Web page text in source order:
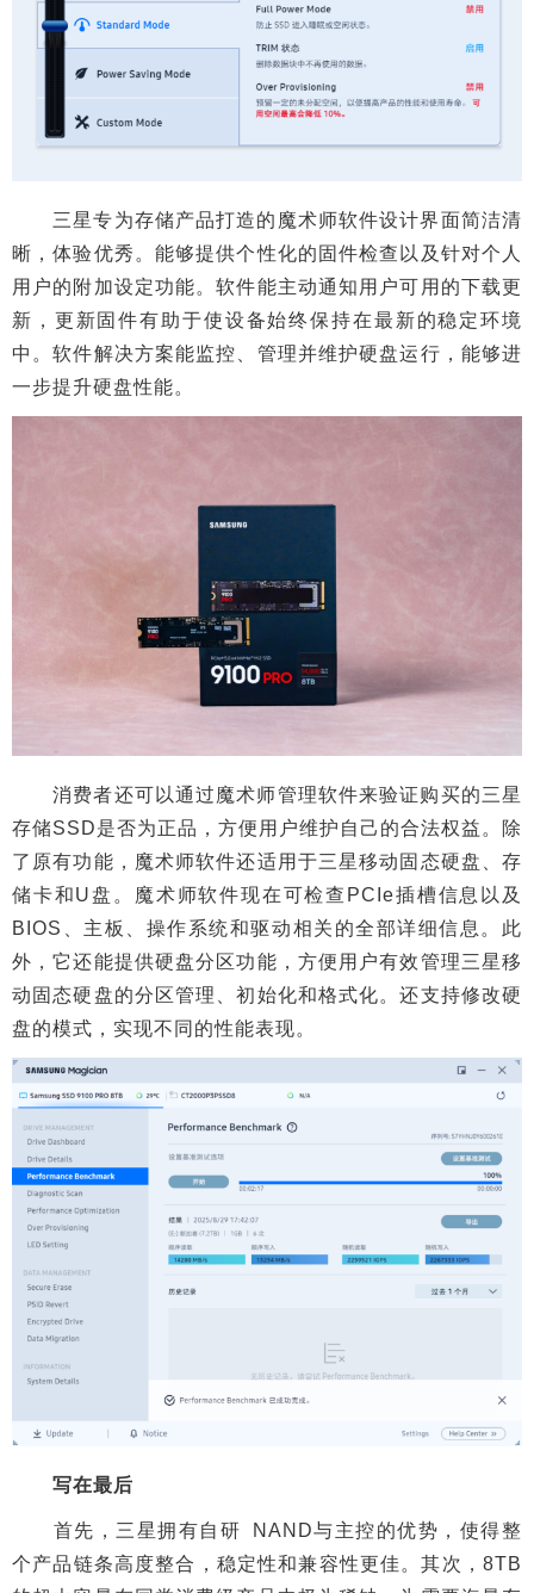
三星专为存储产品打造的魔术师软件设计界面简洁清
晰，体验优秀。能够提供个性化的固件检查以及针对个人
用户的附加设定功能。软件能主动通知用户可用的下载更
新，更新固件有助于使设备始终保持在最新的稳定环境
中。软件解决方案能监控、管理并维护硬盘运行，能够进
一步提升硬盘性能。
消费者还可以通过魔术师管理软件来验证购买的三星
存储SSD是否为正品，方便用户维护自己的合法权益。除
了原有功能，魔术师软件还适用于三星移动固态硬盘、存
储卡和U盘。魔术师软件现在可检查PCIe插槽信息以及
BIOS、主板、操作系统和驱动相关的全部详细信息。此
外，它还能提供硬盘分区功能，方便用户有效管理三星移
动固态硬盘的分区管理、初始化和格式化。还支持修改硬
盘的模式，实现不同的性能表现。
写在最后
首先，三星拥有自研 NAND与主控的优势，使得整
个产品链条高度整合，稳定性和兼容性更佳。其次，8TB